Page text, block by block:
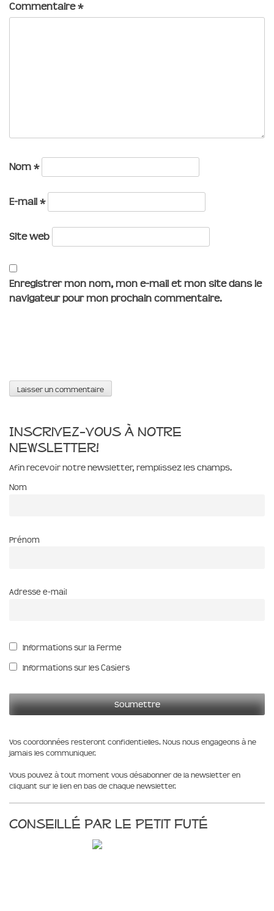
Commentaire*
Nom *
E-mail *
Site web
Enregistrer mon nom, mon e-mail et mon site dans le
navigateur pour mon prochain commentaire.
Inscrivez-vous à notre
newsletter!
Afin recevoir notre newsletter, remplissez les champs.
Nom
Prénom
Adresse e-mail
Informations sur la Ferme
Informations sur les Casiers
Vos coordonnées resteront confidentielles. Nous nous engageons à ne
jamais les communiquer.
Vous pouvez à tout moment vous désabonner de la newsletter en
cliquant sur le lien en bas de chaque newsletter.
Conseillé par le Petit Futé